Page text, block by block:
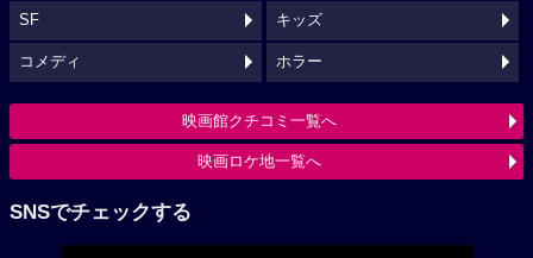
SF キッズ
コメディ ホラー
映画館クチコミ一覧へ
映画ロケ地一覧へ
SNSでチェックする